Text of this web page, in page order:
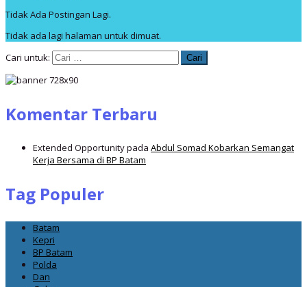
Tidak Ada Postingan Lagi.
Tidak ada lagi halaman untuk dimuat.
Cari untuk:
Komentar Terbaru
Extended Opportunitypada Abdul Somad Kobarkan Semangat
Kerja Bersama di BP Batam
Tag Populer
Batam
Kepri
BP Batam
Polda
Dan